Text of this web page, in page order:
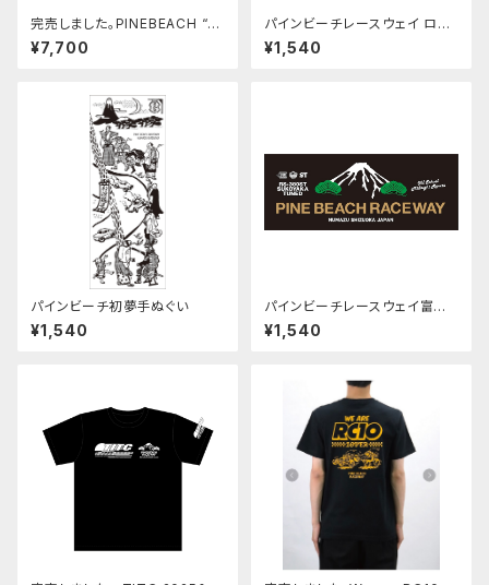
完売しました。PINEBEACH “S
UKOYAKA SPIRITS” コーチ
ジャケット
¥7,700
パインビーチレースウェイ ロゴ
ブラック手ぬぐい
¥1,540
パインビーチ初夢手ぬぐい
¥1,540
パインビーチレースウェイ富士
と松 手ぬぐい
¥1,540